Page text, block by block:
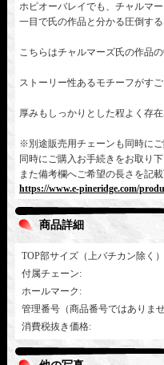
ホピオーバレイでも、チャルマ
一目で氏の作品と分かる圧倒する
こちらはチャルマーズ氏の作品
ストーリー性あるモチーフがす
厚みもしっかりとした程よく存
※別途販売用チェーンも同時に
同時にご購入お手続きをお取り下
また備考欄へご希望の長さを記載
https://www.e-pineridge.com/
商品詳細
TOP部サイズ（上バチカン除く）
付属チェーン:
ホールマーク :
管理番号（商品番号ではありませ
消費税抜き価格: